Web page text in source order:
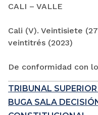
CALI – VALLE
Cali (V). Veintisiete
veintitrés (2023)
De conformidad con
TRIBUNAL
BUGA SALA